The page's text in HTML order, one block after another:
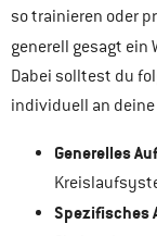
so trainieren oder
generell gesagt ein
Dabei solltest du
individuell an
Generelles
Spezifisches